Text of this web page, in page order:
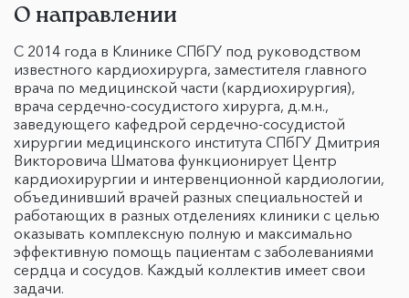
О направлении
С 2014 года в Клинике СПбГУ под руководством
известного кардиохирурга, заместителя главного
врача по медицинской части (кардиохирургия),
врача сердечно-сосудистого хирурга, д.м.н.,
заведующего кафедрой сердечно-сосудистой
хирургии медицинского института СПбГУ Дмитрия
Викторовича Шматова функционирует Центр
кардиохирургии и интервенционной кардиологии,
объединивший врачей разных специальностей и
работающих в разных отделениях клиники с целью
оказывать комплексную полную и максимально
эффективную помощь пациентам с заболеваниями
сердца и сосудов. Каждый коллектив имеет свои
задачи.